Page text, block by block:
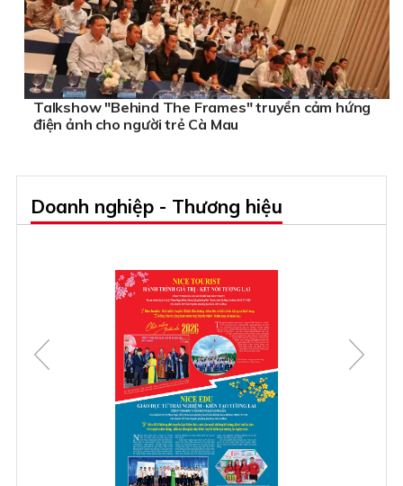
Talkshow "Behind The Frames" truyền cảm hứng
điện ảnh cho người trẻ Cà Mau
Doanh nghiệp - Thương hiệu